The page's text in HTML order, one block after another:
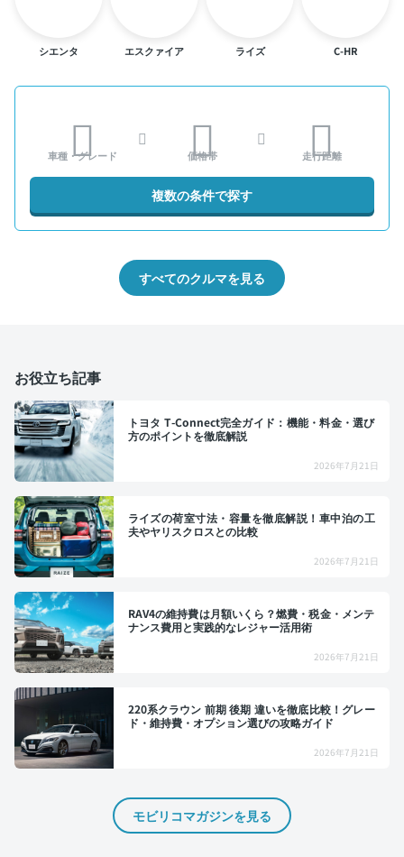
シエンタ エスクァイア ライズ C-HR
車種・グレード 価格帯 走行距離
複数の条件で探す
すべてのクルマを見る
お役立ち記事
トヨタ T-Connect完全ガイド：機能・料金・選び
方のポイントを徹底解説
2026年7月21日
ライズの荷室寸法・容量を徹底解説！車中泊の工
夫やヤリスクロスとの比較
2026年7月21日
RAV4の維持費は月額いくら？燃費・税金・メンテ
ナンス費用と実践的なレジャー活用術
2026年7月21日
220系クラウン 前期 後期 違いを徹底比較！グレー
ド・維持費・オプション選びの攻略ガイド
2026年7月21日
モビリコマガジンを見る